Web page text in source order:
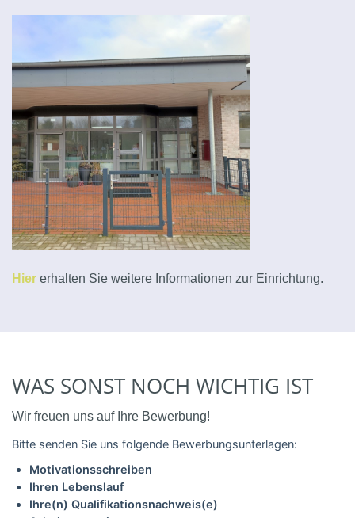
Hier erhalten Sie weitere Informationen zur Einrichtung.
WAS SONST NOCH WICHTIG IST
Wir freuen uns auf Ihre Bewerbung!
Bitte senden Sie uns folgende Bewerbungsunterlagen:
Motivationsschreiben
Ihren Lebenslauf
Ihre(n) Qualifikationsnachweis(e)